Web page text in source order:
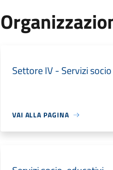
Settore IV - Servizi
VAI ALLA PAGINA